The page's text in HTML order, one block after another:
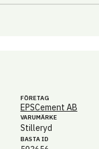
FÖRETAG
EPSCement AB
VARUMÄRKE
Stilleryd
BASTA ID